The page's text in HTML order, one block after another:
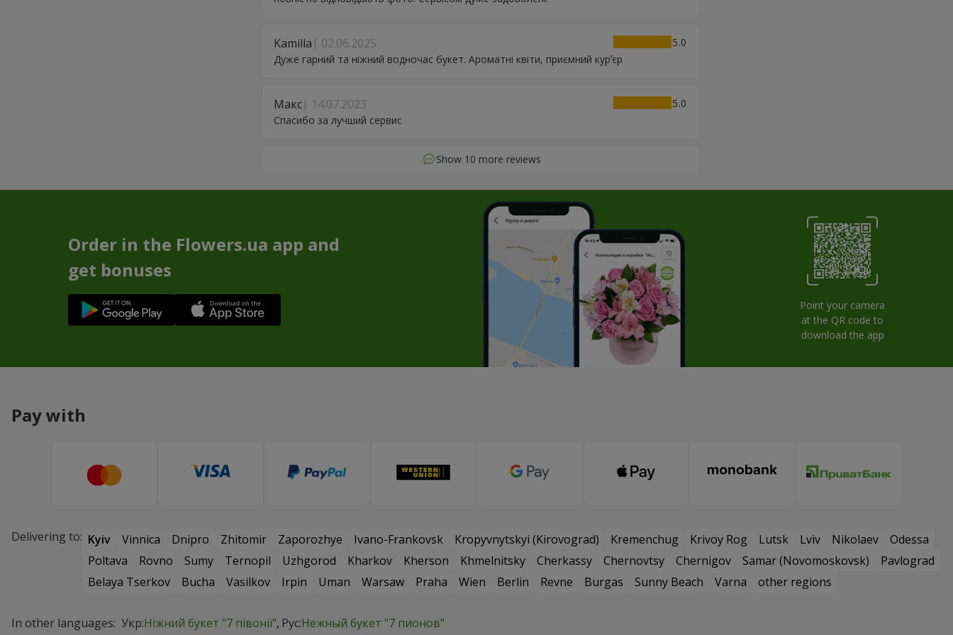
Kamilla 02.06.2025
5
Дуже гарний та ніжний водночас букет. Ароматні квіти, приємний курʼєр
Макс 14.07.2023
5
Спасибо за лучший сервис
Show 10 more reviews
Order in the Flowers.ua app and
get bonuses
Point your camera
at the QR code to
download the app
Pay with
Delivering to: Kyiv Vinnica Dnipro Zhitomir Zaporozhye Ivano-Frankovsk Kropyvnytskyi (Kirovograd) Kremenchug Krivoy Rog Lutsk Lviv Nikolaev
Odessa
Poltava
Rovno Sumy Ternopil Uzhgorod Kharkov Kherson Khmelnitsky Cherkassy Chernovtsy Chernigov Samar (Novomoskovsk)
Pavlograd
Belaya Tserkov
Bucha Vasilkov Irpin Uman Warsaw Praha Wien Berlin Revne Burgas Sunny Beach Varna other regions
In other languages: Укр:Ніжний букет "7 півонії" Рус:Нежный букет "7 пионов"